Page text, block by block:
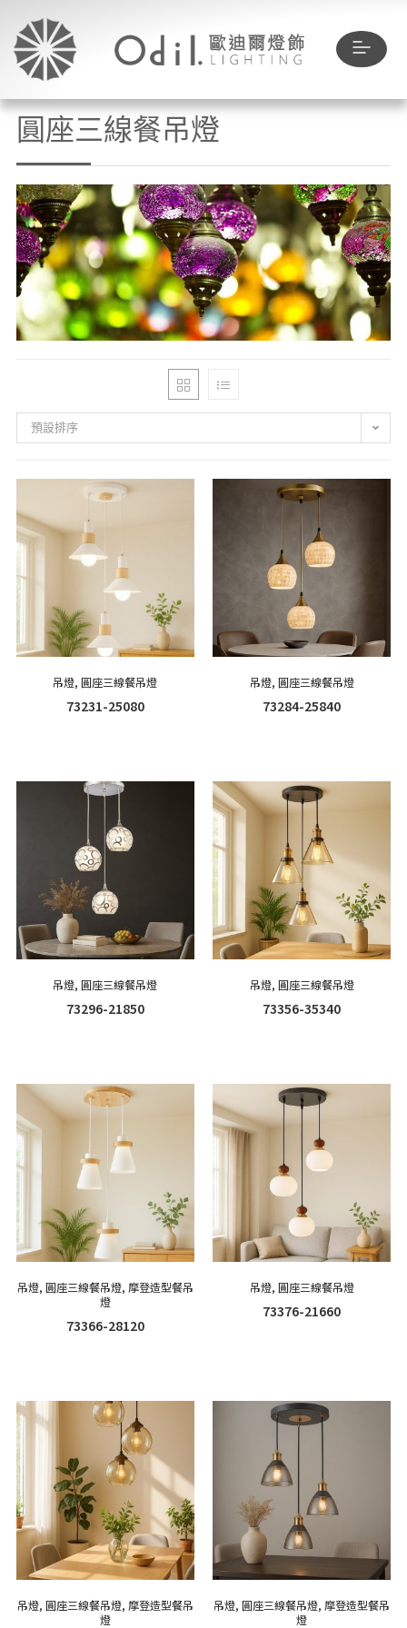
圓座三線餐吊燈
預設排序
吊燈,圓座三線餐吊燈
73231-25080
吊燈, 圓座三線餐吊燈
73284-25840
吊燈,圓座三線餐吊燈
73296-21850
吊燈, 圓座三線餐吊燈
73356-35340
吊燈, 圓座三線餐吊燈, 摩登造型餐吊
燈
73366-28120
吊燈, 圓座三線餐吊燈
73376-21660
吊燈, 圓座三線餐吊燈, 摩登造型餐吊
燈
吊燈,圓座三線餐吊燈, 摩登造型餐吊
燈